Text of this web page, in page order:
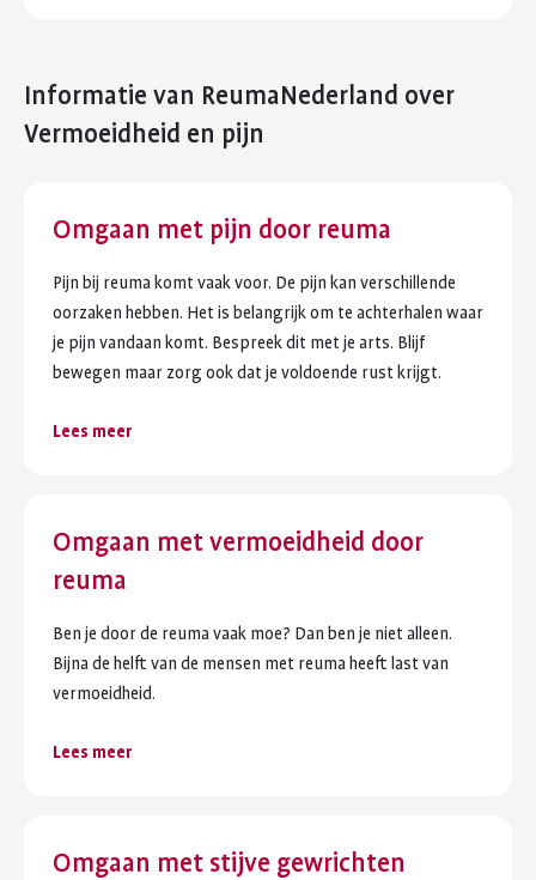
Informatie van ReumaNederland over
Vermoeidheid en pijn
Omgaan met pijn door reuma
Pijn bij reuma komt vaak voor. De pijn kan verschillende
oorzaken hebben. Het is belangrijk om te achterhalen waar
je pijn vandaan komt. Bespreek dit met je arts. Blijf
bewegen maar zorg ook dat je voldoende rust krijgt.
Lees meer
Omgaan met vermoeidheid door
reuma
Ben je door de reuma vaak moe? Dan ben je niet alleen.
Bijna de helft van de mensen met reuma heeft last van
vermoeidheid.
Lees meer
Omgaan met stijve gewrichten